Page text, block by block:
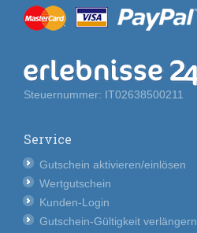
Steuernummer: IT02638500211
Service
Gutschein aktivieren/einlösen
Wertgutschein
Kunden-Login
Gutschein-Gültigkeit verlängern